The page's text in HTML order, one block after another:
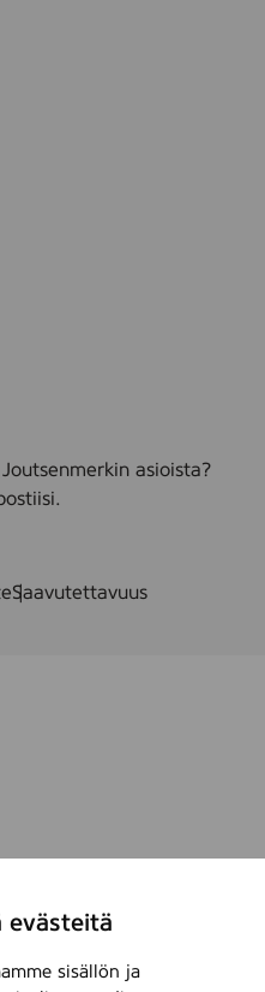
evästeitä
sisällön ja
asioista?
Saavutettavuus